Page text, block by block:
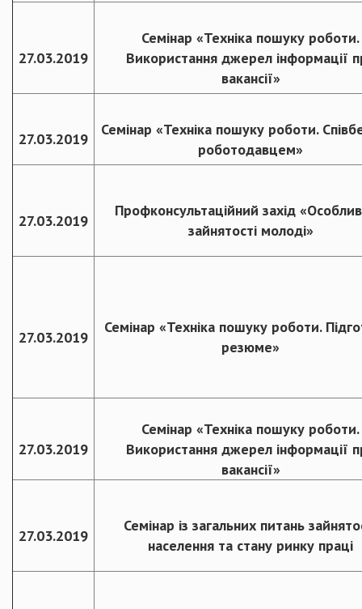
27.03.2019
Семінар «Техніка пошуку роботи.
Використання джерел інформації
вакансії»
27.03.2019
Семінар «Техніка пошуку роботи.
роботодавцем»
27.03.2019
Профконсультаційний захід
зайнятості молоді»
27.03.2019
Семінар «Техніка пошуку роботи.
резюме»
27.03.2019
Семінар «Техніка пошуку роботи.
Використання джерел інформації
вакансії»
27.03.2019
Семінар із загальних питань
населення та стану ринку праці